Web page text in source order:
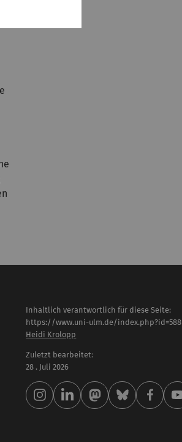
Inhaltlich verantwortlich für diese Seite:
https://www.uni-ulm.de/index.php?id=588
Heidi Krolopp
Zuletzt bearbeitet:
28 . Juli 2026